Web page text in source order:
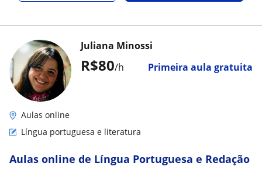
R$80/h Primeira aula gratuita
Juliana Minossi
Aulas online
Língua portuguesa e literatura
Aulas online de Língua Portuguesa e Redação